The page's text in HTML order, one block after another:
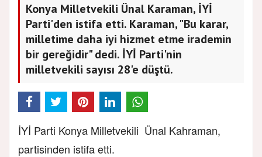
Konya Milletvekili Ünal Karaman, İYİ
Parti'den istifa etti. Karaman, "Bu karar,
milletime daha iyi hizmet etme irademin
bir gereğidir" dedi. İYİ Parti'nin
milletvekili sayısı 28'e düştü.
İYİ Parti Konya Milletvekili Ünal Kahraman,
partisinden istifa etti.